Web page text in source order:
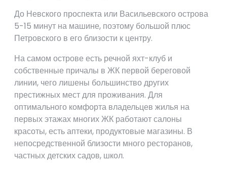
До Невского проспекта или Васильевского острова
5-15 минут на машине, поэтому большой плюс
Петровского в его близости к центру.
На самом острове есть речной яхт-клуб и
собственные причалы в ЖК первой береговой
линии, чего лишены большинство других
престижных мест для проживания. Для
оптимального комфорта владельцев жилья на
первых этажах многих ЖК работают салоны
красоты, есть аптеки, продуктовые магазины. В
непосредственной близости много ресторанов,
частных детских садов, школ.